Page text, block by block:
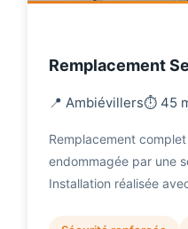
Remplacement
📍 Ambiévillers⏱️ 45
Remplacement
endommagée par une
Installation réalisée